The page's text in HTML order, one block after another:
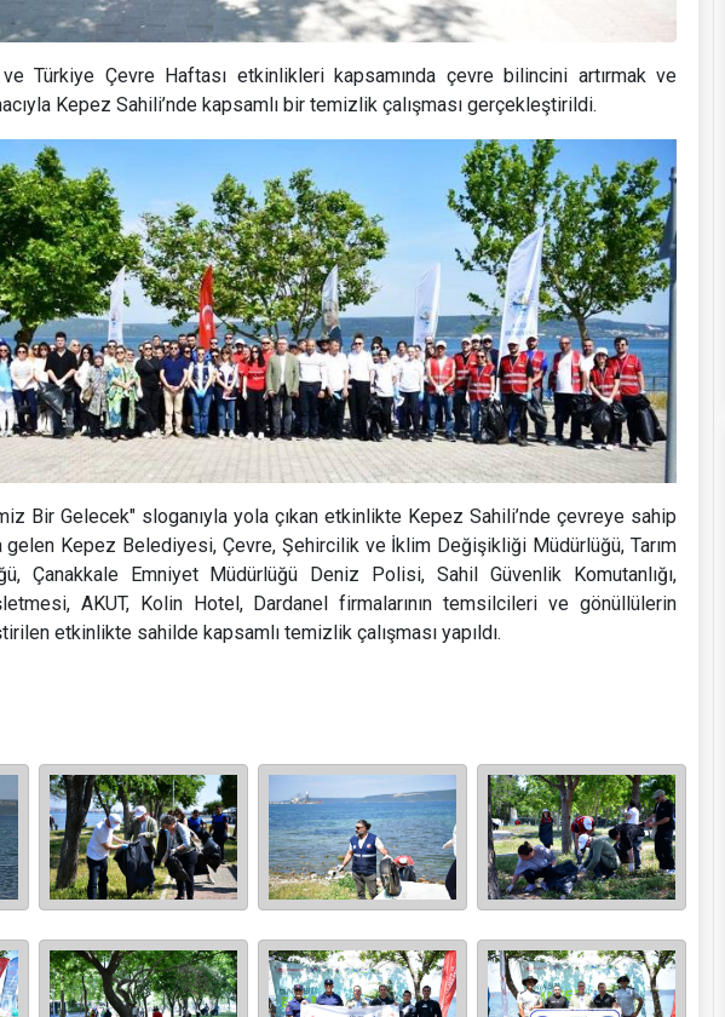
Türkiye Çevre Haftası etkinlikleri kapsamında çevre bilincini artırmak ve
Kepez Sahili’nde kapsamlı bir temizlik çalışması gerçekleştirildi.
Bir Gelecek" sloganıyla yola çıkan etkinlikte Kepez Sahili’nde çevreye sahip
gelen Kepez Belediyesi, Çevre, Şehircilik ve İklim Değişikliği Müdürlüğü, Tarım
Çanakkale Emniyet Müdürlüğü Deniz Polisi, Sahil Güvenlik Komutanlığı,
AKUT, Kolin Hotel, Dardanel firmalarının temsilcileri ve gönüllülerin
etkinlikte sahilde kapsamlı temizlik çalışması yapıldı.